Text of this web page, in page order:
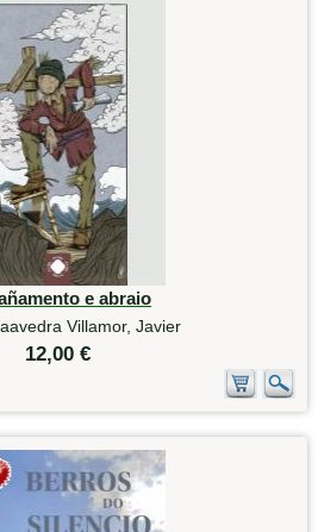
e abraio
Villamor, Javier
12,00 €